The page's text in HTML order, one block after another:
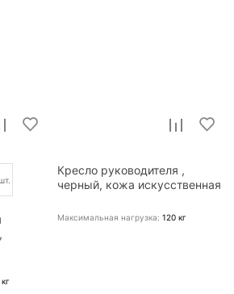
кг
Кресло руководителя ,
черный, кожа искусственная
Максимальная нагрузка: 120 кг